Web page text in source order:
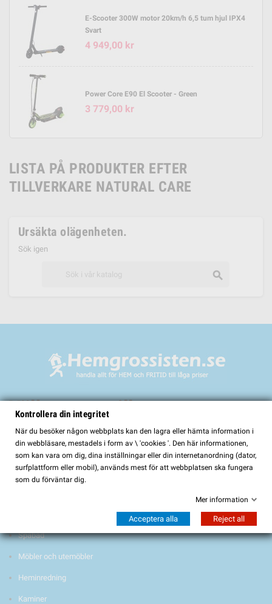
E-Scooter 300W motor 20km/h 6,5 tum hjul IPX4
Svart
4 949,00 kr
Power Core E90 El Scooter - Green
3 779,00 kr
LISTA PÅ PRODUKTER EFTER
TILLVERKARE NATURAL CARE
Ursäkta olägenheten.
Sök igen
search
Välkommen till
HemGrossisten.se
HemGrossisten.se har sedan 2017 erbjudit kvalitetsprodukter för hem och
trädgård till kunder över hela Sverige. Hos oss hittar du ett noggrant utvalt
sortiment med fokus på kvalitet, funktion och lång hållbarhet.
Spabad
Möbler och utemöbler
Heminredning
Kaminer
Kontrollera din integritet
När du besöker någon webbplats kan den lagra eller hämta information i
din webbläsare, mestadels i form av \ 'cookies '. Den här informationen,
som kan vara om dig, dina inställningar eller din internetanordning (dator,
surfplattform eller mobil), används mest för att webbplatsen ska fungera
som du förväntar dig.
Mer information
Acceptera alla Reject all